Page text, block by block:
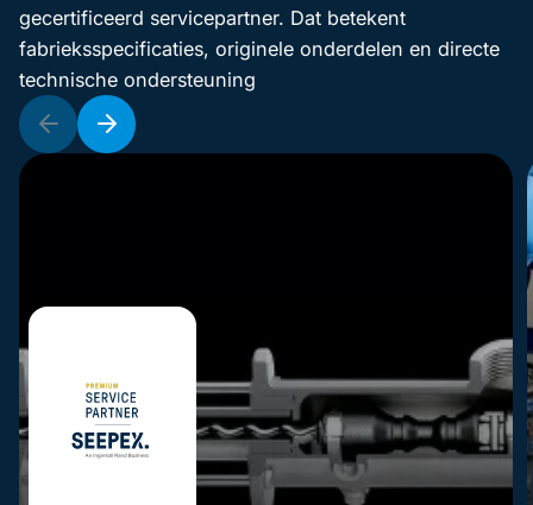
gecertificeerd servicepartner. Dat betekent
fabrieksspecificaties, originele onderdelen en directe
technische ondersteuning